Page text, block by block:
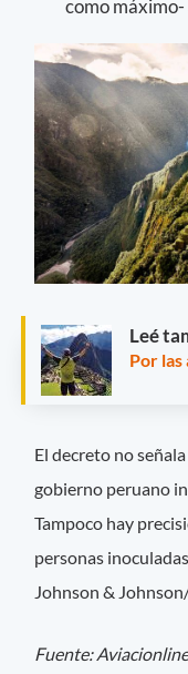
como
Leé
Por las
El decreto no
gobierno peruano
Tampoco hay
personas
Johnson &
Fuente: